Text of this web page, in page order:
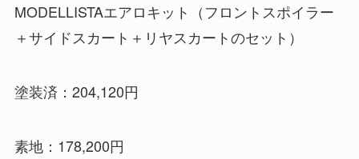
MODELLISTAエアロキット（フロントスポイラー
＋サイドスカート＋リヤスカートのセット）
塗装済：204,120円
素地：178,200円